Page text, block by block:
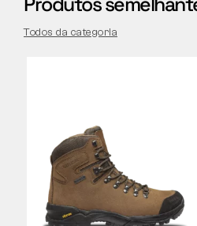
Todos da categoria